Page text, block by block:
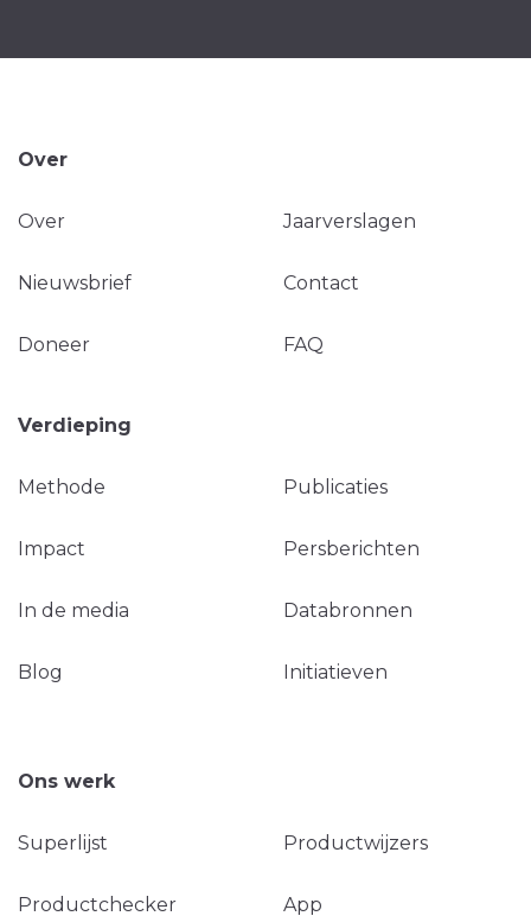
Over
Over Jaarverslagen
Nieuwsbrief Contact
Doneer FAQ
Verdieping
Methode Publicaties
Impact Persberichten
In de media Databronnen
Blog Initiatieven
Ons werk
Superlijst Productwijzers
Productchecker App